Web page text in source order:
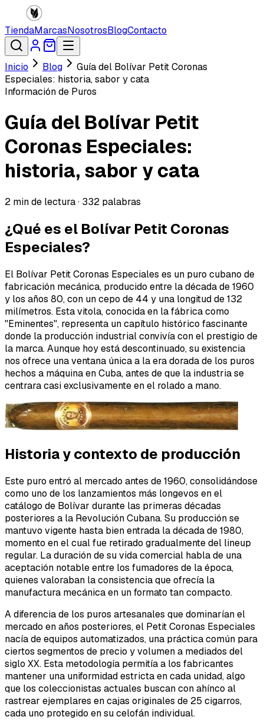
TiendaMarcasNosotrosBlogContacto
Inicio Blog
Guía del Bolívar Petit Coronas
Especiales: historia, sabor y cata
Información de Puros
Guía del Bolívar Petit
Coronas Especiales:
historia, sabor y cata
2 min de lectura · 332 palabras
¿Qué es el Bolívar Petit Coronas
Especiales?
El Bolívar Petit Coronas Especiales es un puro cubano de
fabricación mecánica, producido entre la década de 1960
y los años 80, con un cepo de 44 y una longitud de 132
milímetros. Esta vitola, conocida en la fábrica como
"Eminentes", representa un capítulo histórico fascinante
donde la producción industrial convivía con el prestigio de
la marca. Aunque hoy está descontinuado, su existencia
nos ofrece una ventana única a la era dorada de los puros
hechos a máquina en Cuba, antes de que la industria se
centrara casi exclusivamente en el rolado a mano.
Historia y contexto de producción
Este puro entró al mercado antes de 1960, consolidándose
como uno de los lanzamientos más longevos en el
catálogo de Bolívar durante las primeras décadas
posteriores a la Revolución Cubana. Su producción se
mantuvo vigente hasta bien entrada la década de 1980,
momento en el cual fue retirado gradualmente del lineup
regular. La duración de su vida comercial habla de una
aceptación notable entre los fumadores de la época,
quienes valoraban la consistencia que ofrecía la
manufactura mecánica en un formato tan compacto.
A diferencia de los puros artesanales que dominarían el
mercado en años posteriores, el Petit Coronas Especiales
nacía de equipos automatizados, una práctica común para
ciertos segmentos de precio y volumen a mediados del
siglo XX. Esta metodología permitía a los fabricantes
mantener una uniformidad estricta en cada unidad, algo
que los coleccionistas actuales buscan con ahínco al
rastrear ejemplares en cajas originales de 25 cigarros,
cada uno protegido en su celofán individual.